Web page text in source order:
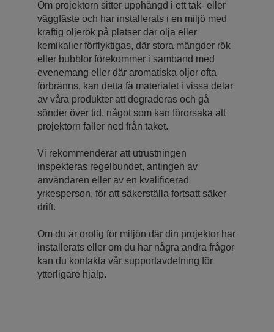
Om projektorn sitter upphängd i ett tak- eller
väggfäste och har installerats i en miljö med
kraftig oljerök på platser där olja eller
kemikalier förflyktigas, där stora mängder rök
eller bubblor förekommer i samband med
evenemang eller där aromatiska oljor ofta
förbränns, kan detta få materialet i vissa delar
av våra produkter att degraderas och gå
sönder över tid, något som kan förorsaka att
projektorn faller ned från taket.
Vi rekommenderar att utrustningen
inspekteras regelbundet, antingen av
användaren eller av en kvalificerad
yrkesperson, för att säkerställa fortsatt säker
drift.
Om du är orolig för miljön där din projektor har
installerats eller om du har några andra frågor
kan du kontakta vår supportavdelning för
ytterligare hjälp.